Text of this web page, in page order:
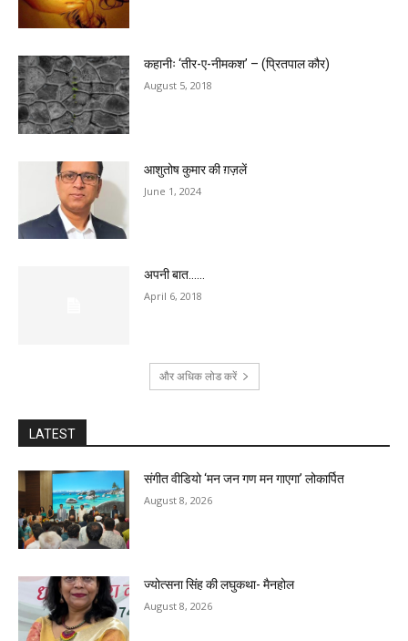
कहानीः ‘तीर-ए-नीमकश’ – (प्रितपाल कौर)
August 5, 2018
आशुतोष कुमार की ग़ज़लें
June 1, 2024
अपनी बात……
April 6, 2018
और अधिक लोड करें
LATEST
संगीत वीडियो ‘मन जन गण मन गाएगा’ लोकार्पित
August 8, 2026
ज्योत्सना सिंह की लघुकथा- मैनहोल
August 8, 2026